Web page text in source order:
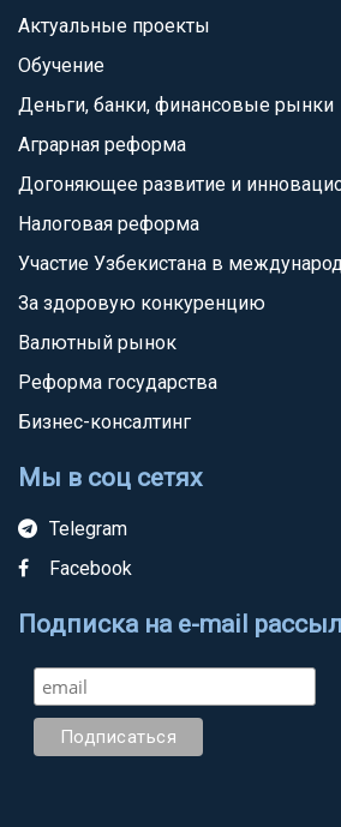
Актуальные проекты
Обучение
Деньги, банки, финансовые рынки
Аграрная реформа
Догоняющее развитие и
Налоговая реформа
Участие Узбекистана в
За здоровую конкуренцию
Валютный рынок
Реформа государства
Бизнес-консалтинг
Мы в соц сетях
Telegram
Facebook
Подписка на e-mail